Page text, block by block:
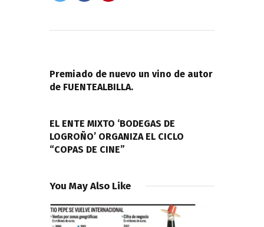
entradas
Premiado de nuevo un vino de autor
de FUENTEALBILLA.
EL ENTE MIXTO ‘BODEGAS DE
LOGROÑO’ ORGANIZA EL CICLO
“COPAS DE CINE”
You May Also Like